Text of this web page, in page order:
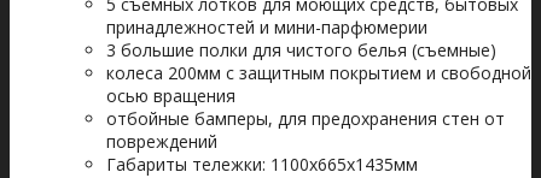
принадлежностей и мини-парфюмерии
3 большие полки для чистого белья (съемные)
колеса 200мм с защитным покрытием и свободной
осью вращения
отбойные бамперы, для предохранения стен от
повреждений
Габариты тележки: 1100x665x1435мм